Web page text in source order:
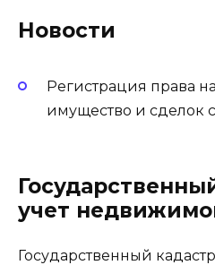
Новости
Регистрация права
имущество и сделок
учет
Государственный